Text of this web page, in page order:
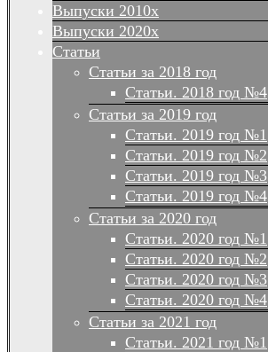
Выпуски 2010х
Выпуски 2020х
Статьи
Статьи за 2018 год
Статьи. 2018 год №4
Статьи за 2019 год
Статьи. 2019 год №1
Статьи. 2019 год №2
Статьи. 2019 год №3
Статьи. 2019 год №4
Статьи за 2020 год
Статьи. 2020 год №1
Статьи. 2020 год №2
Статьи. 2020 год №3
Статьи. 2020 год №4
Статьи за 2021 год
Статьи. 2021 год №1